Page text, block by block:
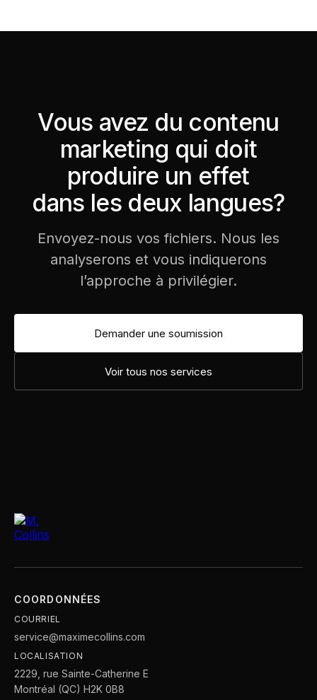
Vous avez du contenu
marketing qui doit
produire un effet
dans les deux langues?
Envoyez-nous vos fichiers. Nous les
analyserons et vous indiquerons
l’approche à privilégier.
Demander une soumission
Voir tous nos services
COORDONNÉES
COURRIEL
service@maximecollins.com
LOCALISATION
2229, rue Sainte-Catherine E
Montréal (QC) H2K 0B8